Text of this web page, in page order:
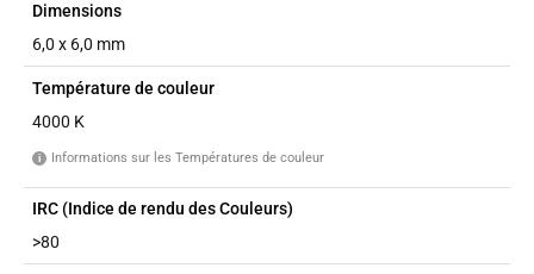
Dimensions
6,0 x 6,0 mm
Température de couleur
4000 K
i Informations sur les Températures de couleur
IRC (Indice de rendu des Couleurs)
>80